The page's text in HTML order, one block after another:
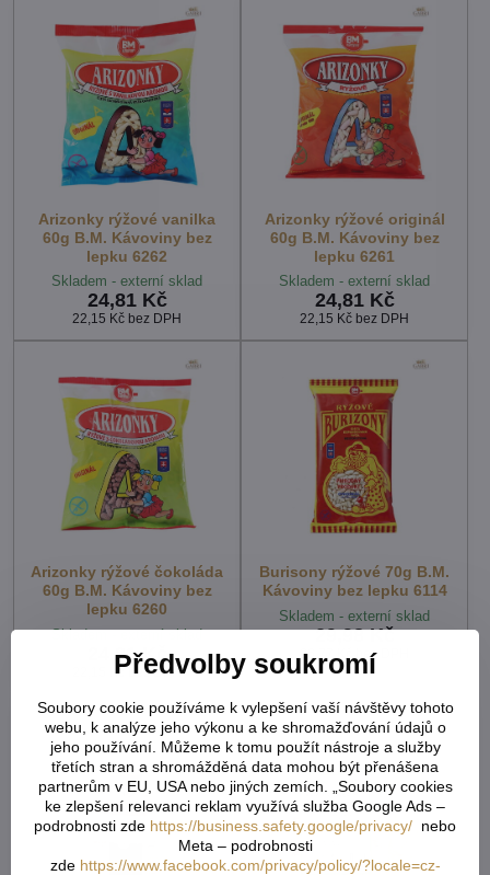
Arizonky rýžové vanilka
60g B.M. Kávoviny bez
lepku 6262
Skladem - externí sklad
24,81 Kč
22,15 Kč bez DPH
Arizonky rýžové originál
60g B.M. Kávoviny bez
lepku 6261
Skladem - externí sklad
24,81 Kč
22,15 Kč bez DPH
Arizonky rýžové čokoláda
60g B.M. Kávoviny bez
lepku 6260
Skladem - externí sklad
24,81 Kč
22,15 Kč bez DPH
Burisony rýžové 70g B.M.
Kávoviny bez lepku 6114
Skladem - externí sklad
29,98 Kč
26,77 Kč bez DPH
Předvolby soukromí
Soubory cookie používáme k vylepšení vaší návštěvy tohoto
webu, k analýze jeho výkonu a ke shromažďování údajů o
jeho používání. Můžeme k tomu použít nástroje a služby
třetích stran a shromážděná data mohou být přenášena
partnerům v EU, USA nebo jiných zemích. „Soubory cookies
ke zlepšení relevanci reklam využívá služba Google Ads –
podrobnosti zde https://business.safety.google/privacy/ nebo
Meta – podrobnosti
zde https://www.facebook.com/privacy/policy/?locale=cz-